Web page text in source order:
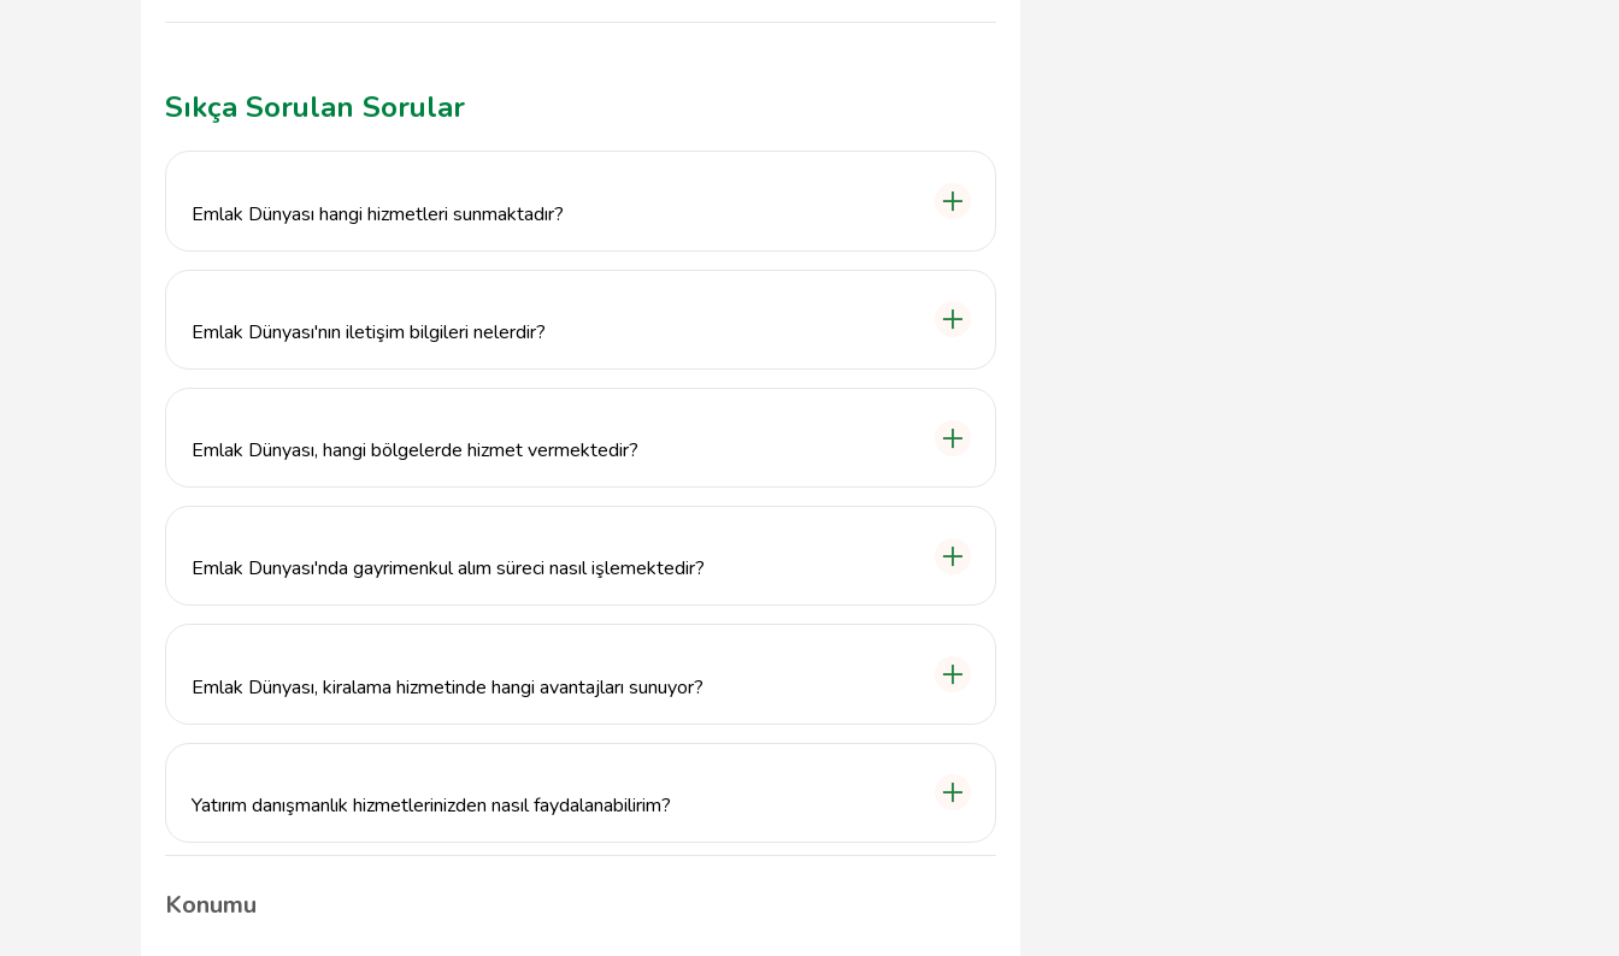
Sıkça Sorulan Sorular
Emlak Dünyası hangi hizmetleri sunmaktadır?
Emlak Dünyası'nın iletişim bilgileri nelerdir?
Emlak Dünyası, hangi bölgelerde hizmet vermektedir?
Emlak Dunyası'nda gayrimenkul alım süreci nasıl işlemektedir?
Emlak Dünyası, kiralama hizmetinde hangi avantajları sunuyor?
Yatırım danışmanlık hizmetlerinizden nasıl faydalanabilirim?
Yatırım danışmanlık hizmetlerimizden faydalanmak için ofisimize gelerek veya telefonla iletişime
size rehberlik edecektir.
Konumu